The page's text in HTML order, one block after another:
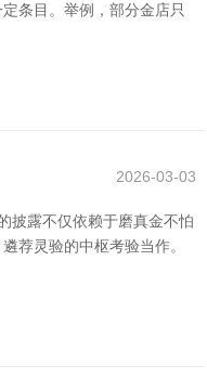
条目。举例，部分金店只
2026-03-03
披露不仅依赖于磨真金不怕
荐灵验的中枢考验当作。